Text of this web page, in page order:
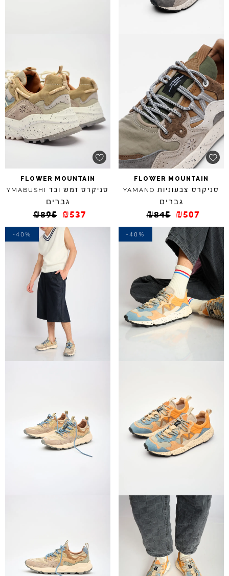
FLOWER MOUNTAIN
סניקרס צבעוניות YAMANO
גברים
₪845 ₪507
FLOWER MOUNTAIN
סניקרס זמש ובד YMABUSHI
גברים
₪895 ₪537
-40%
-40%